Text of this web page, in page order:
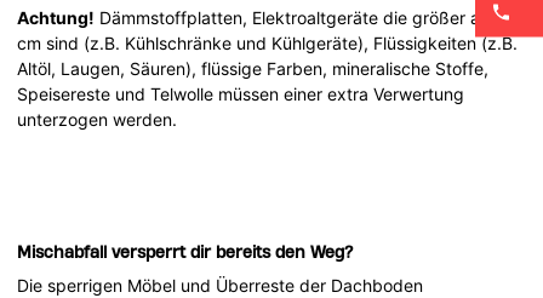
Achtung! Dämmstoffplatten, Elektroaltgeräte die größer als 50
cm sind (z.B. Kühlschränke und Kühlgeräte), Flüssigkeiten (z.B.
Altöl, Laugen, Säuren), flüssige Farben, mineralische Stoffe,
Speisereste und Telwolle müssen einer extra Verwertung
unterzogen werden.
Mischabfall versperrt dir bereits den Weg?
Die sperrigen Möbel und Überreste der Dachboden